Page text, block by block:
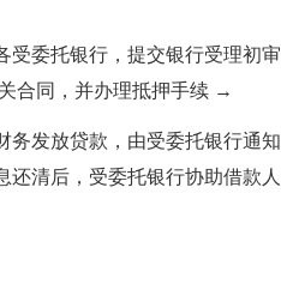
委托银行，提交银行受理初审
合同，并办理抵押手续 →
发放贷款，由受委托银行通知
清后，受委托银行协助借款人